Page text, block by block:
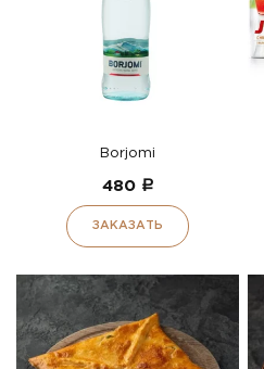
Borjomi
480 a
ЗАКАЗАТЬ